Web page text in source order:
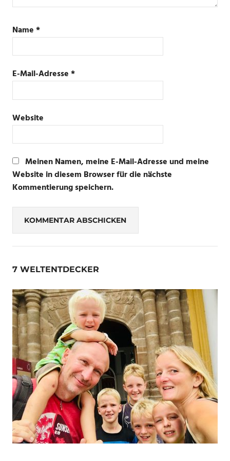
Name*
E-Mail-Adresse*
Website
Meinen Namen, meine E-Mail-Adresse und meine
Website in diesem Browser für die nächste
Kommentierung speichern.
7 WELTENTDECKER